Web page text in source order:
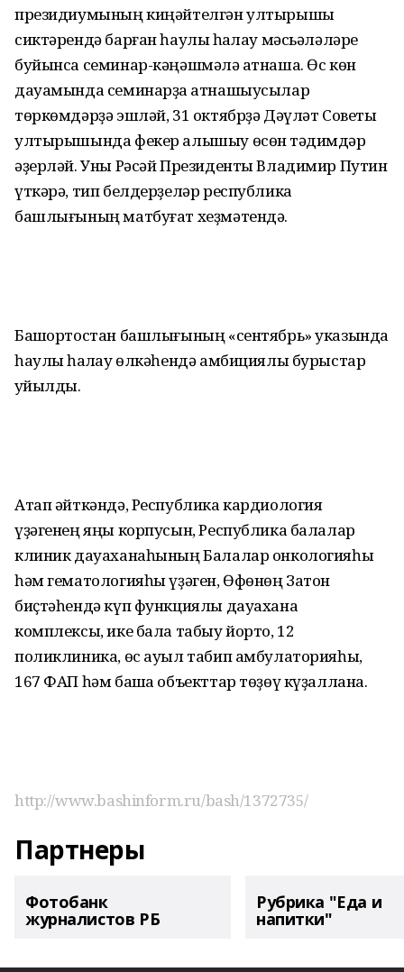
президиумының киңәйтелгән ултырышы
сиктәрендә барған һаулыҡ һаҡлау мәсьәләләре
буйынса семинар-кәңәшмәлә ҡатнаша. Өс көн
дауамында семинарҙа ҡатнашыусылар
төркөмдәрҙә эшләй, 31 октябрҙә Дәүләт Советы
ултырышында фекер алышыу өсөн тәҡдимдәр
әҙерләй. Уны Рәсәй Президенты Владимир Путин
үткәрә, тип белдерҙеләр республика
башлығының матбуғат хеҙмәтендә.
Башҡортостан башлығының «сентябрь» указында
һаулыҡ һаҡлау өлкәһендә амбициялы бурыстар
ҡуйылды.
Атап әйткәндә, Республика кардиология
үҙәгенең яңы корпусын, Республика балалар
клиник дауаханаһының Балалар онкологияһы
һәм гематологияһы үҙәген, Өфөнөң Затон
биҫтәһендә күп функциялы дауахана
комплексы, ике бала табыу йорто, 12
поликлиника, өс ауыл табип амбулаторияһы,
167 ФАП һәм башҡа объекттар төҙөү күҙаллана.
http://www.bashinform.ru/bash/1372735/
Партнеры
Фотобанк
журналистов РБ
Рубрика "Еда и
напитки"